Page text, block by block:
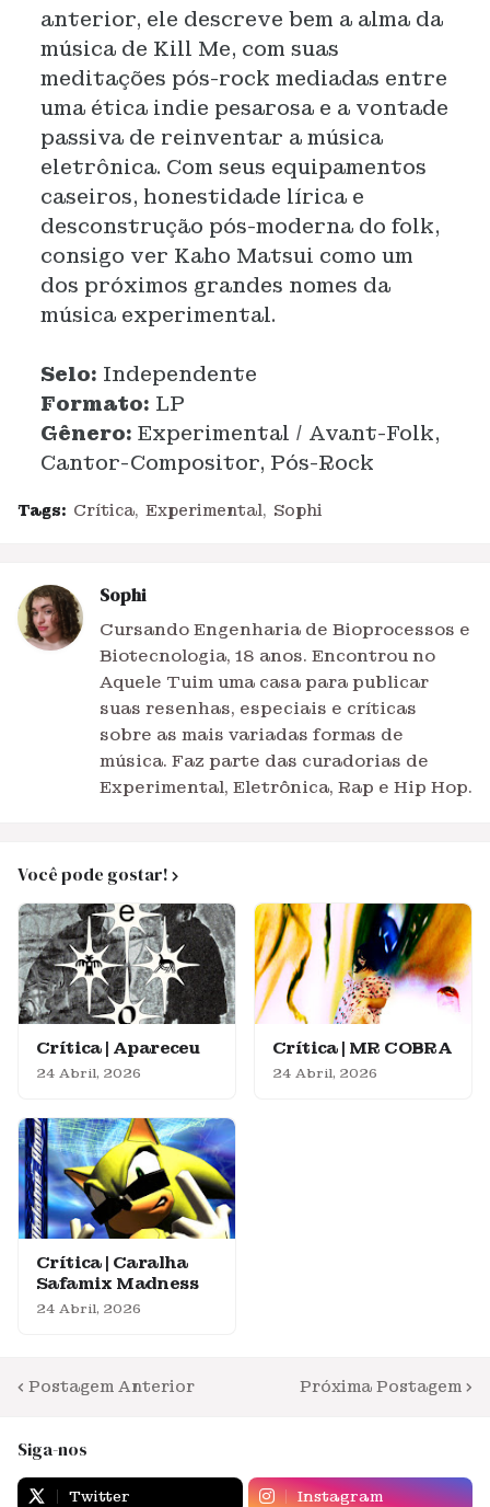
anterior, ele descreve bem a alma da
música de Kill Me, com suas
meditações pós-rock mediadas entre
uma ética indie pesarosa e a vontade
passiva de reinventar a música
eletrônica. Com seus equipamentos
caseiros, honestidade lírica e
desconstrução pós-moderna do folk,
consigo ver Kaho Matsui como um
dos próximos grandes nomes da
música experimental.
Selo: Independente
Formato: LP
Gênero: Experimental / Avant-Folk,
Cantor-Compositor, Pós-Rock
Tags: Crítica Experimental Sophi
Sophi
Cursando Engenharia de Bioprocessos e
Biotecnologia, 18 anos. Encontrou no
Aquele Tuim uma casa para publicar
suas resenhas, especiais e críticas
sobre as mais variadas formas de
música. Faz parte das curadorias de
Experimental, Eletrônica, Rap e Hip Hop.
Você pode gostar!
Crítica | Apareceu
24 Abril, 2026
Crítica | MR COBRA
24 Abril, 2026
Crítica | Caralha
Safamix Madness
24 Abril, 2026
Postagem Anterior Próxima Postagem
Siga-nos
Twitter Instagram